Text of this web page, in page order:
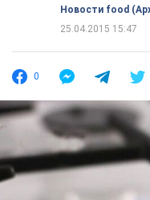
Новости food
25.04.2015 15:47
0